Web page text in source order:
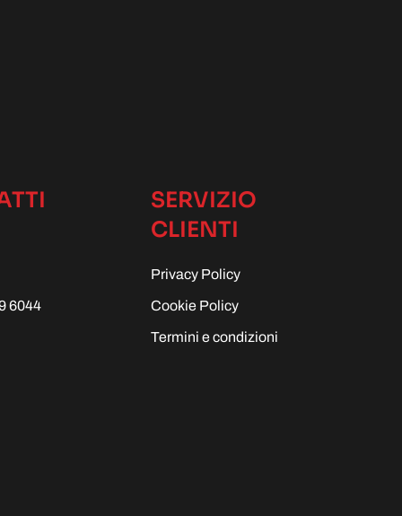
6044
SERVIZIO
CLIENTI
Privacy Policy
Cookie Policy
Termini e condizioni